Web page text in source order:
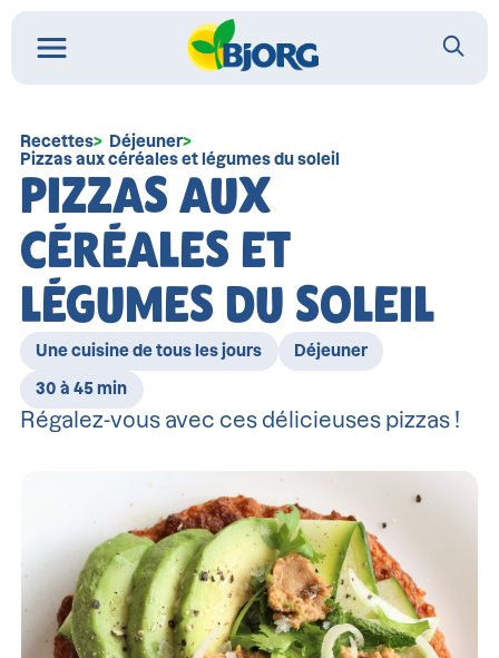
Recettes
Déjeuner
Pizzas aux céréales et légumes du soleil
PIZZAS AUX
CÉRÉALES ET
LÉGUMES DU SOLEIL
Une cuisine de tous les jours Déjeuner
30 à 45 min
Régalez-vous avec ces délicieuses pizzas !